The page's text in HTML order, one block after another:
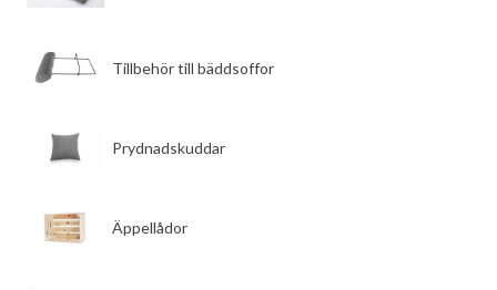
​Tillbehör till bäddsoffor
​Prydnadskuddar
​Äppellådor